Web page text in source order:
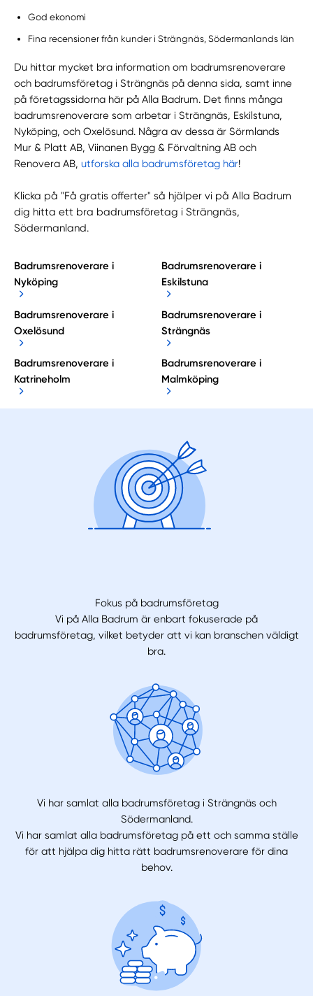
God ekonomi
Fina recensioner från kunder i Strängnäs, Södermanlands län
Du hittar mycket bra information om badrumsrenoverare
och badrumsföretag i Strängnäs på denna sida, samt inne
på företagssidorna här på Alla Badrum. Det finns många
badrumsrenoverare som arbetar i Strängnäs, Eskilstuna,
Nyköping, och Oxelösund. Några av dessa är Sörmlands
Mur & Platt AB, Viinanen Bygg & Förvaltning AB och
Renovera AB,utforska alla badrumsföretag här!
Klicka på "Få gratis offerter" så hjälper vi på Alla Badrum
dig hitta ett bra badrumsföretag i Strängnäs,
Södermanland.
Badrumsrenoverare i
Nyköping
Badrumsrenoverare i
Eskilstuna
Badrumsrenoverare i
Oxelösund
Badrumsrenoverare i
Strängnäs
Badrumsrenoverare i
Katrineholm
Badrumsrenoverare i
Malmköping
Fokus på badrumsföretag
Vi på Alla Badrum är enbart fokuserade på
badrumsföretag, vilket betyder att vi kan branschen väldigt
bra.
Vi har samlat alla badrumsföretag i Strängnäs och
Södermanland.
Vi har samlat alla badrumsföretag på ett och samma ställe
för att hjälpa dig hitta rätt badrumsrenoverare för dina
behov.